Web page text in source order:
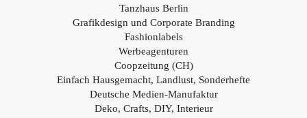
Tanzhaus Berlin
Grafikdesign und Corporate Branding
Fashionlabels
Werbeagenturen
Coopzeitung (CH)
Einfach Hausgemacht, Landlust, Sonderhefte
Deutsche Medien-Manufaktur
Deko, Crafts, DIY, Interieur